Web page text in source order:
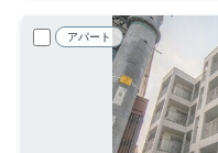
アパート